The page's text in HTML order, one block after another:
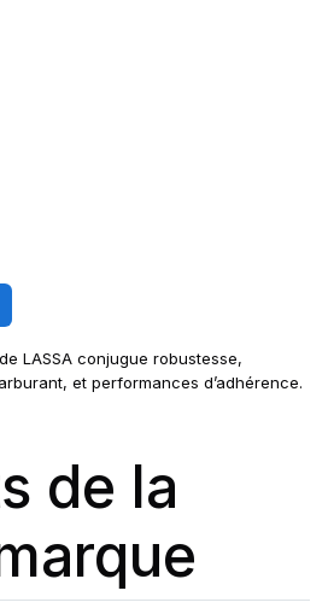
LASSA conjugue robustesse,
et performances d’adhérence.
de la